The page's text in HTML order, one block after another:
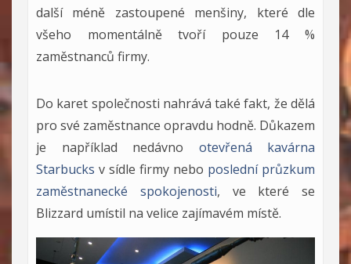
další méně zastoupené menšiny, které dle
všeho momentálně tvoří pouze 14 %
zaměstnanců firmy.
Do karet společnosti nahrává také fakt, že dělá
pro své zaměstnance opravdu hodně. Důkazem
je například nedávno otevřená kavárna
Starbucks v sídle firmy nebo poslední průzkum
zaměstnanecké spokojenosti, ve které se
Blizzard umístil na velice zajímavém místě.